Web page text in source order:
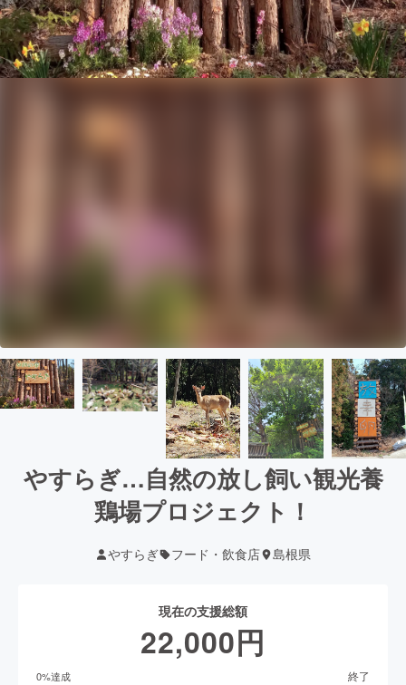
やすらぎ…自然の放し飼い観光養
鶏場プロジェクト！
やすらぎ フード・飲食店 島根県
現在の支援総額
22,000円
0%達成 終了